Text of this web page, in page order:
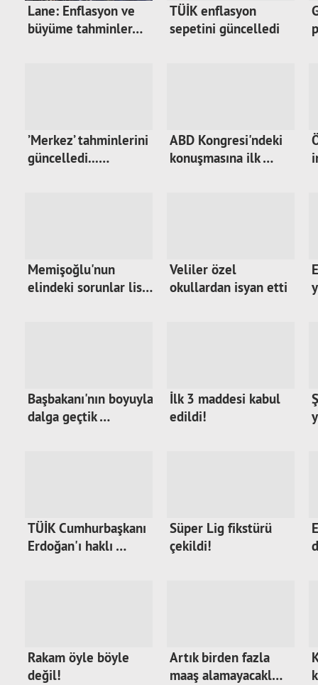
Lane: Enflasyon ve
büyüme tahminler…
TÜİK enflasyon
sepetini güncelledi
’Merkez’ tahminlerini
güncelledi...…
ABD Kongresi'ndeki
konuşmasına ilk …
Memişoğlu'nun
elindeki sorunlar lis…
Veliler özel
okullardan isyan etti
Başbakanı'nın boyuyla
dalga geçtik …
İlk 3 maddesi kabul
edildi!
TÜİK Cumhurbaşkanı
Erdoğan'ı haklı …
Süper Lig fikstürü
çekildi!
Rakam öyle böyle
değil!
Artık birden fazla
maaş alamayacakl…